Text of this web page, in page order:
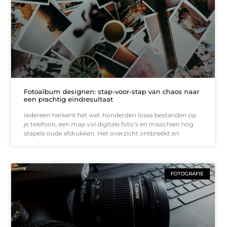
Fotoalbum designen: stap-voor-stap van chaos naar
een prachtig eindresultaat
Iedereen herkent het wel: honderden losse bestanden op
je telefoon, een map vol digitale foto’s en misschien nog
stapels oude afdrukken. Het overzicht ontbreekt en
FOTOGRAFIE